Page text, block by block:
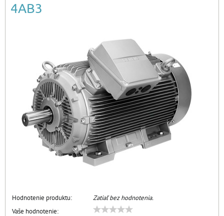
4AB3
Hodnotenie produktu:
Zatiaľ bez hodnotenia.
Vaše hodnotenie: